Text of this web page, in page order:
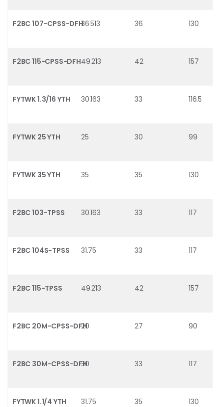
F2BC 107-CPSS-DFH36.513 36 130
F2BC 115-CPSS-DFH49.213 42 157
FYTWK 1.3/16 YTH 30.163 33 116.5
FYTWK 25 YTH 25 30 99
FYTWK 35 YTH 35 35 130
F2BC 103-TPSS 30.163 33 117
F2BC 104S-TPSS 31.75 33 117
F2BC 115-TPSS 49.213 42 157
F2BC 20M-CPSS-DFH
20 27 90
F2BC 30M-CPSS-DFH
30 33 117
FYTWK 1.1/4 YTH 31.75 35 130